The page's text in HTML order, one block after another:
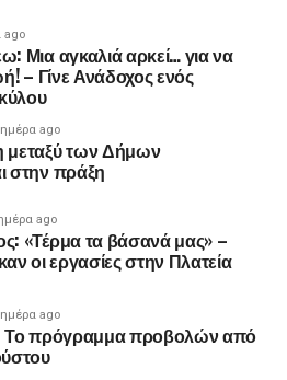
ago
Μια αγκαλιά αρκεί… για να
– Γίνε Ανάδοχος ενός
ago
μεταξύ των Δήμων
στην πράξη
ago
«Τέρμα τα βάσανά μας» –
οι εργασίες στην Πλατεία
ago
Το πρόγραμμα προβολών από